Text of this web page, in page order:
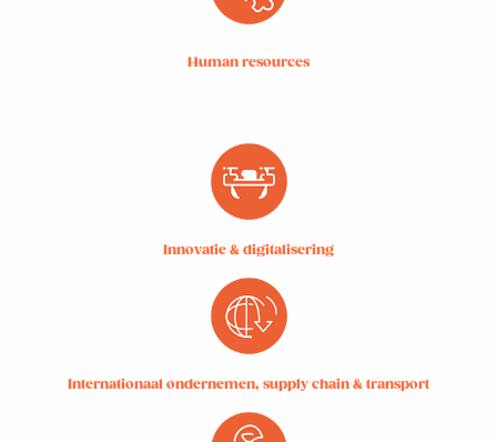
Human resources
Innovatie & digitalisering
Internationaal ondernemen, supply chain & transport